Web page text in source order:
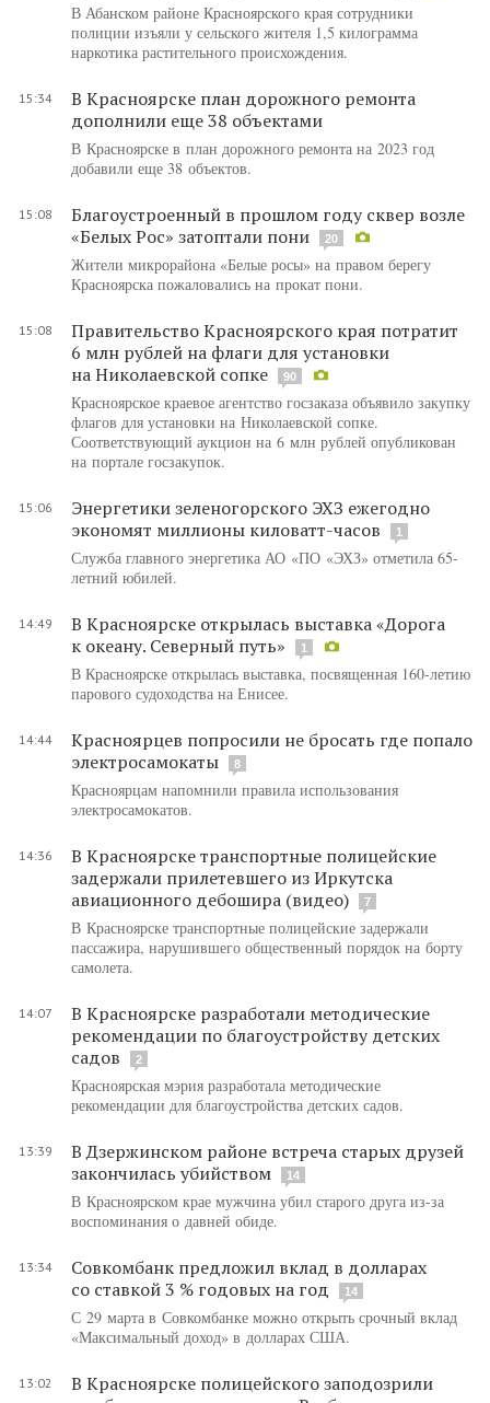
В Абанском районе Красноярского края сотрудники
полиции изъяли у сельского жителя 1,5 килограмма
наркотика растительного происхождения.
15:34
В Красноярске план дорожного ремонта
дополнили еще 38 объектами
В Красноярске в план дорожного ремонта на 2023 год
добавили еще 38 объектов.
15:08
Благоустроенный в прошлом году сквер возле
«Белых Рос» затоптали пони
20
Жители микрорайона «Белые росы» на правом берегу
Красноярска пожаловались на прокат пони.
15:08
Правительство Красноярского края потратит
6 млн рублей на флаги для установки
на Николаевской сопке
90
Красноярское краевое агентство госзаказа объявило закупку
флагов для установки на Николаевской сопке.
Соответствующий аукцион на 6 млн рублей опубликован
на портале госзакупок.
15:06
Энергетики зеленогорского ЭХЗ ежегодно
экономят миллионы киловатт-часов
1
Служба главного энергетика АО «ПО «ЭХЗ» отметила 65-
летний юбилей.
14:49
В Красноярске открылась выставка «Дорога
к океану. Северный путь»
1
В Красноярске открылась выставка, посвященная 160-летию
парового судоходства на Енисее.
14:44
Красноярцев попросили не бросать где попало
электросамокаты
8
Красноярцам напомнили правила использования
электросамокатов.
14:36
В Красноярске транспортные полицейские
задержали прилетевшего из Иркутска
авиационного дебошира (видео)
7
В Красноярске транспортные полицейские задержали
пассажира, нарушившего общественный порядок на борту
самолета.
14:07
В Красноярске разработали методические
рекомендации по благоустройству детских
садов
2
Красноярская мэрия разработала методические
рекомендации для благоустройства детских садов.
13:39
В Дзержинском районе встреча старых друзей
закончилась убийством
14
В Красноярском крае мужчина убил старого друга из-за
воспоминания о давней обиде.
13:34
Совкомбанк предложил вклад в долларах
со ставкой 3 % годовых на год
14
С 29 марта в Совкомбанке можно открыть срочный вклад
«Максимальный доход» в долларах США.
13:02
В Красноярске полицейского заподозрили